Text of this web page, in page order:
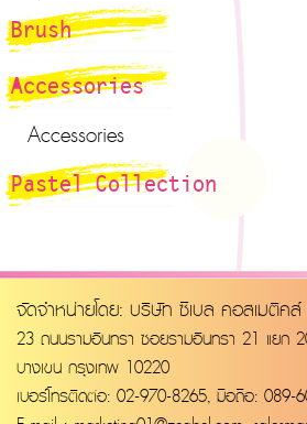
Brush
Accessories
Accessories
Pastel Collection
จัดจำหน่ายโดย: บริษัท ซีเบล คอสเมติค
23 ถนนรามอินทรา ซอยรามอินทรา 21 แยก
บางเขน กรุงเทพ 10220
เบอร์โทรติดต่อ: 02-970-8265, มือถือ: 089-